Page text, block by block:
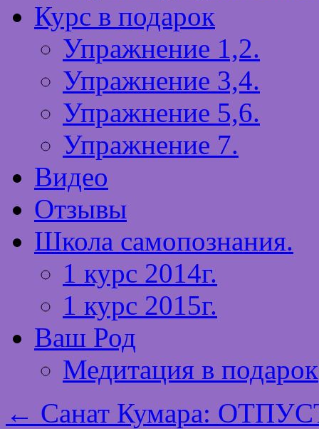
Курс в подарок
Упражнение 1,2.
Упражнение 3,4.
Упражнение 5,6.
Упражнение 7.
Видео
Отзывы
Школа самопознания.
1 курс 2014г.
1 курс 2015г.
Ваш Род
Медитация в подарок
← Санат Кумара: